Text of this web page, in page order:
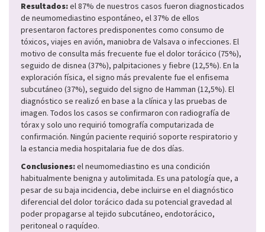
Resultados:el 87% de nuestros casos fueron diagnosticados
de neumomediastino espontáneo, el 37% de ellos
presentaron factores predisponentes como consumo de
tóxicos, viajes en avión, maniobra de Valsava o infecciones. El
motivo de consulta más frecuente fue el dolor torácico (75%),
seguido de disnea (37%), palpitaciones y fiebre (12,5%). En la
exploración física, el signo más prevalente fue el enfisema
subcutáneo (37%), seguido del signo de Hamman (12,5%). El
diagnóstico se realizó en base a la clínica y las pruebas de
imagen. Todos los casos se confirmaron con radiografía de
tórax y solo uno requirió tomografía computarizada de
confirmación. Ningún paciente requirió soporte respiratorio y
la estancia media hospitalaria fue de dos días.
Conclusiones:el neumomediastino es una condición
habitualmente benigna y autolimitada. Es una patología que, a
pesar de su baja incidencia, debe incluirse en el diagnóstico
diferencial del dolor torácico dada su potencial gravedad al
poder propagarse al tejido subcutáneo, endotorácico,
peritoneal o raquídeo.